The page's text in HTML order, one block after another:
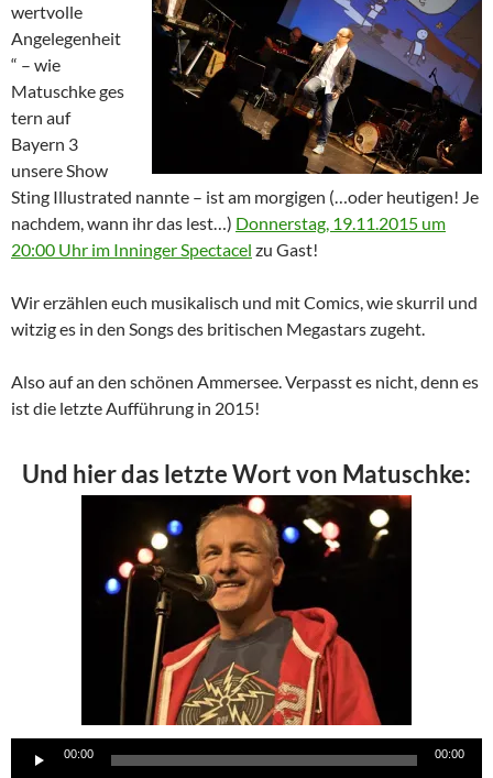
wertvolle
Angelegenheit
“ – wie
Matuschke ges
tern auf
Bayern 3
unsere Show
Sting Illustrated nannte – ist am morgigen (…oder heutigen! Je
nachdem, wann ihr das lest…) Donnerstag, 19.11.2015 um
20:00 Uhr im Inninger Spectacel zu Gast!
Wir erzählen euch musikalisch und mit Comics, wie skurril und
witzig es in den Songs des britischen Megastars zugeht.
Also auf an den schönen Ammersee. Verpasst es nicht, denn es
ist die letzte Aufführung in 2015!
Und hier das letzte Wort von Matuschke:
Audio-
00:00 00:00